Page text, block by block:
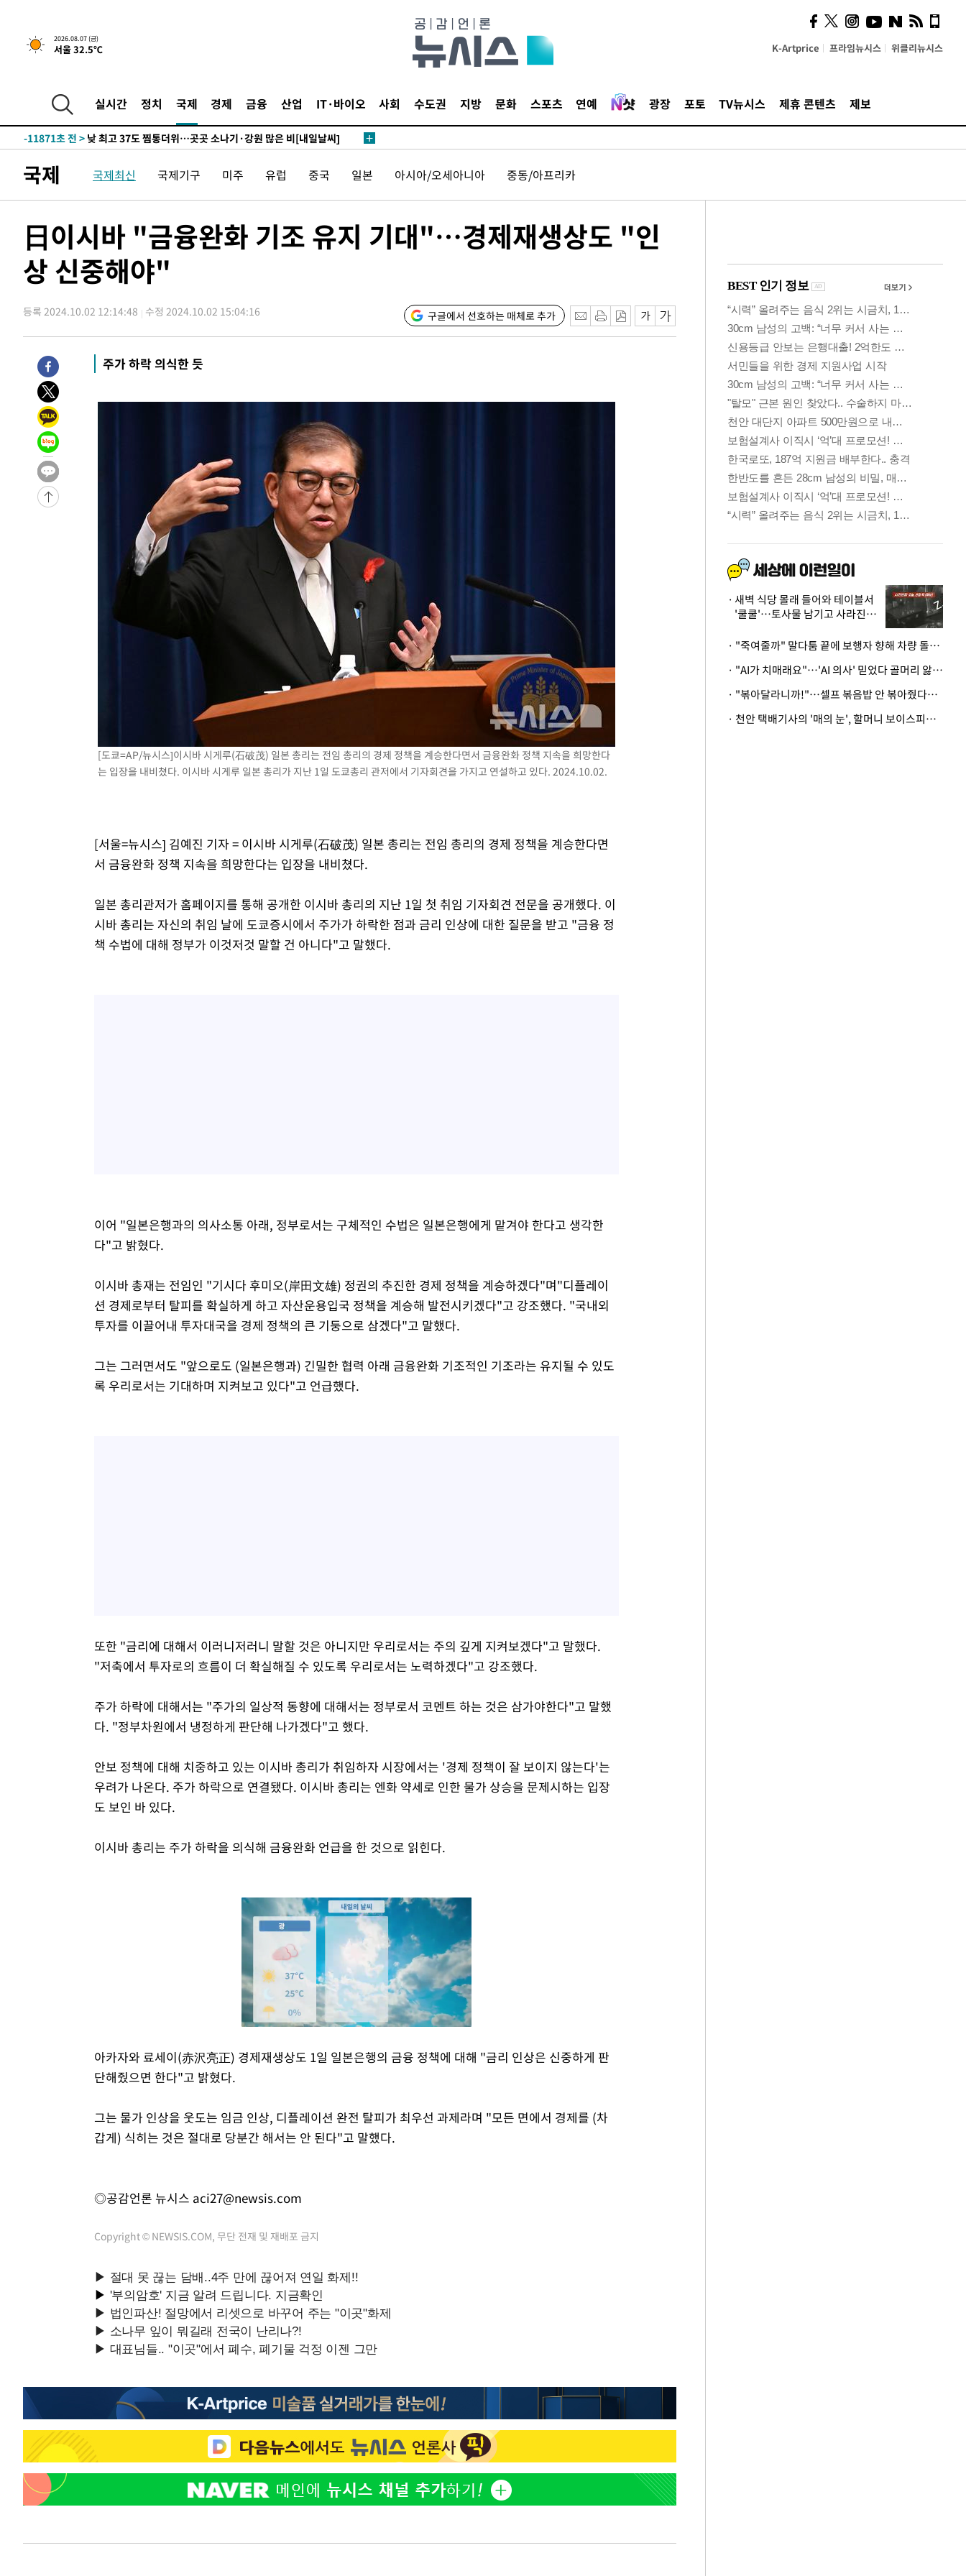
2026.08.07 (금)
서울 32.5℃ K-Artprice 프라임뉴시스 위클리뉴시스
실시간 정치 국제 경제 금융 산업 IT·바이오 사회 수도권 지방 문화 스포츠 연예 광장 포토 TV뉴시스 제휴 콘텐츠 제보
↓-23320초 전 >[속보]이 대통령 "부동산 공급 기존 사고방식 매달리지 말고 과감히
실천"
-22405초 전 >이란, "오만과 '중앙 단일 루트' 합의…북쪽 인바운드·남쪽 아웃바
-13937초 전 >
[속보]이 대통령, '호우피해' 안동·의성 관할 4개 면 특별재난지역
-13900초 전 >
갈 수도
-11871초 전 > 낮 최고 37도 찜통더위…곳곳 소나기·강원 많은 비[내일날씨]
응"
-7033초 전 >
여자배구 이재영·이다영 자매, 아제르바이잔 투란VC 입단
-6286초 전 >외국인 심판 성 접대 7경기 들여다보니…한국 축구 '5승 2무'
-5973초 전 >[속보]코스피, 6200선 약보합…0.60% 내린 6258.77에 마쳐
-5953초 전 > [속보]원·달러 환율, 7.7원 내린 1416.1원 마감
-5842초 전 > [속보] 노원서 40.1도 관측…서울, 2018년 이후 첫 40도
-1805초 전 >외신들도 주목한 韓축구 파문…"국민적 공분에 수사 재개"
-1776초 전 >11시간 압수수색에 성접대 파문까지…'쑥대밭' 된 축구협회
-798초 전 >
[속보]규제합리화위원회 부위원장에 김태유 서울대 공대 교수…이병
태 후임
-30890초 전 >
-28029초 전 >
미 사업체 일자리, 7월에 2.3만개 순감하고 그 전 2개월 10.3만개
하향수정 (2보)
-27477초 전 >
[속보] 미 사업체, 일자리 7월에 2.3만 개 줄어…실업률은 4.1%로
-23340초 전 >
[속보]이 대통령 "부동산 공급 기존 사고방식 매달리지 말고 과감히
실천"
-22425초 전 >
이란, "오만과 '중앙 단일 루트' 합의…북쪽 인바운드·남쪽 아웃바
운드는 임시"
-13993초 전 >
"낮 기온 소폭 하락"…수도권 폭염중대경보, 폭염경보로 하향
-13957초 전 >
[속보]이 대통령, '호우피해' 안동·의성 관할 4개 면 특별재난지역
[단독]중수청 지원 검사들, 정원 초과 시 낮은 계급 임용…희망지 못
낮 최고 37도 찜통더위…곳곳 소나기·강원 많은 비[내일날씨]
SK하이닉스, 용인·청주 팹에 54조 투자…"AI 메모리 수요 선제 대
여자배구 이재영·이다영 자매, 아제르바이잔 투란VC 입단
외국인 심판 성 접대 7경기 들여다보니…한국 축구 '5승 2무'
[속보]코스닥, 2.86포인트(0.36%) 내린 798.81마감
[속보]코스피, 6200선 약보합…0.60% 내린 6258.77에 마쳐
[속보]원·달러 환율, 7.7원 내린 1416.1원 마감
[속보] 노원서 40.1도 관측…서울, 2018년 이후 첫 40도
[속보]종합특검, '계엄 수용공간 확보' 신용해 前교정본부장 기소
외신들도 주목한 韓축구 파문…"국민적 공분에 수사 재개"
11시간 압수수색에 성접대 파문까지…'쑥대밭' 된 축구협회
[속보]규제합리화위원회 부위원장에 김태유 서울대 공대 교수…이병
국제 국제최신 국제기구 미주 유럽 중국 일본 아시아/오세아니아 중동/아프리카
日이시바 "금융완화 기조 유지 기대"…경제재생상도 "인
상 신중해야"
등록 2024.10.02 12:14:48 수정 2024.10.02 15:04:16 구글에서 선호하는 매체로 추가
주가 하락 의식한 듯
[도쿄=AP/뉴시스]이시바 시게루(石破茂) 일본 총리는 전임 총리의 경제 정책을 계승한다면서 금융완화 정책 지속을 희망한다
는 입장을 내비쳤다. 이시바 시게루 일본 총리가 지난 1일 도쿄총리 관저에서 기자회견을 가지고 연설하고 있다. 2024.10.02.
[서울=뉴시스] 김예진 기자 = 이시바 시게루(石破茂) 일본 총리는 전임 총리의 경제 정책을 계승한다면
서 금융완화 정책 지속을 희망한다는 입장을 내비쳤다.
일본 총리관저가 홈페이지를 통해 공개한 이시바 총리의 지난 1일 첫 취임 기자회견 전문을 공개했다. 이
시바 총리는 자신의 취임 날에 도쿄증시에서 주가가 하락한 점과 금리 인상에 대한 질문을 받고 "금융 정
책 수법에 대해 정부가 이것저것 말할 건 아니다"고 말했다.
이어 "일본은행과의 의사소통 아래, 정부로서는 구체적인 수법은 일본은행에게 맡겨야 한다고 생각한
다"고 밝혔다.
이시바 총재는 전임인 "기시다 후미오(岸田文雄) 정권의 추진한 경제 정책을 계승하겠다"며"디플레이
션 경제로부터 탈피를 확실하게 하고 자산운용입국 정책을 계승해 발전시키겠다"고 강조했다. "국내외
투자를 이끌어내 투자대국을 경제 정책의 큰 기둥으로 삼겠다"고 말했다.
그는 그러면서도 "앞으로도 (일본은행과) 긴밀한 협력 아래 금융완화 기조적인 기조라는 유지될 수 있도
록 우리로서는 기대하며 지켜보고 있다"고 언급했다.
또한 "금리에 대해서 이러니저러니 말할 것은 아니지만 우리로서는 주의 깊게 지켜보겠다"고 말했다.
"저축에서 투자로의 흐름이 더 확실해질 수 있도록 우리로서는 노력하겠다"고 강조했다.
주가 하락에 대해서는 "주가의 일상적 동향에 대해서는 정부로서 코멘트 하는 것은 삼가야한다"고 말했
다. "정부차원에서 냉정하게 판단해 나가겠다"고 했다.
안보 정책에 대해 치중하고 있는 이시바 총리가 취임하자 시장에서는 '경제 정책이 잘 보이지 않는다'는
우려가 나온다. 주가 하락으로 연결됐다. 이시바 총리는 엔화 약세로 인한 물가 상승을 문제시하는 입장
도 보인 바 있다.
이시바 총리는 주가 하락을 의식해 금융완화 언급을 한 것으로 읽힌다.
아카자와 료세이(赤沢亮正) 경제재생상도 1일 일본은행의 금융 정책에 대해 "금리 인상은 신중하게 판
단해줬으면 한다"고 밝혔다.
그는 물가 인상을 웃도는 임금 인상, 디플레이션 완전 탈피가 최우선 과제라며 "모든 면에서 경제를 (차
갑게) 식히는 것은 절대로 당분간 해서는 안 된다"고 말했다.
◎공감언론 뉴시스 aci27@newsis.com
Copyright © NEWSIS.COM, 무단 전재 및 재배포 금지
시, 스마트폰 액세서리에
NFC 더했다
새벽 식당 몰래 들어와 테이블서
'쿨쿨'…토사물 남기고 사라진 남
· "죽여줄까" 말다툼 끝에 보행자 향해 차량 돌진…50대 여성 중상
· "AI가 치매래요"…'AI 의사' 믿었다 골머리 앓는 美 의료계 '경고'
· "볶아달라니까!"…셀프 볶음밥 안 볶아줬다고 사장 폭행한 손님
· 천안 택배기사의 '매의 눈', 할머니 보이스피싱 피해 막아